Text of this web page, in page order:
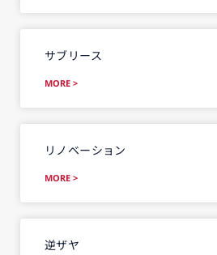
サブリース
MORE >
リノベーション
MORE >
逆ザヤ